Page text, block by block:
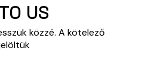
US
közzé. A kötelező